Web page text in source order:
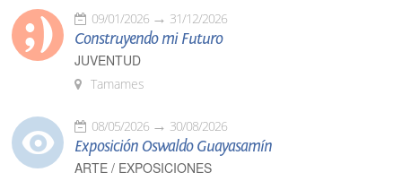
09/01/2026 31/12/2026
Construyendo mi Futuro
JUVENTUD
Tamames
08/05/2026 30/08/2026
Exposición Oswaldo Guayasamín
ARTE / EXPOSICIONES